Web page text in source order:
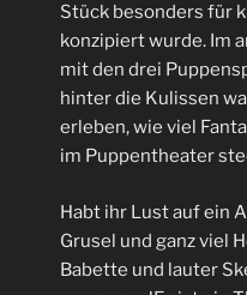
Stück besonders für
konzipiert wurde. Im
mit den drei
hinter die Kulissen
erleben, wie viel
im Puppentheater
Habt ihr Lust auf ein
Grusel und ganz viel
Babette und lauter